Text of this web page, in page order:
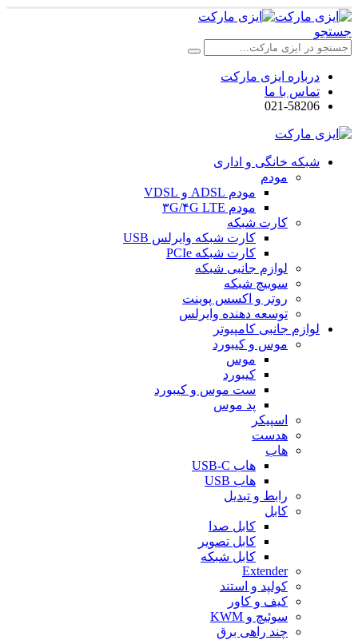
جستجو
درباره ایزی مارکت
تماس با ما
021-58206
شبکه خانگی و اداری
مودم
مودم ADSL و VDSL
مودم ۳G/۴G LTE
کارت شبکه
کارت شبکه وایرلس USB
کارت شبکه PCIe
لوازم جانبی شبکه
سوییچ شبکه
روتر و اکسس پوینت
توسعه دهنده وایرلس
لوازم جانبی کامپیوتر
موس و کیبورد
موس
کیبورد
ست موس و کیبورد
پد موس
اسپیکر
هدست
هاب
هاب USB-C
هاب USB
رابط و تبدیل
کابل
کابل صدا
کابل تصویر
کابل شبکه
Extender
کولپد و استند
کیف و کاور
سوئیچ و KWM
چند راهی برق